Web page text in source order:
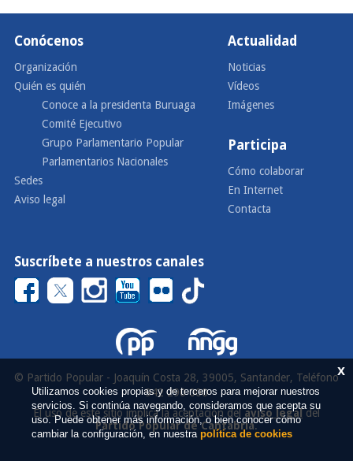
Conócenos
Organización
Quién es quién
Conoce a la presidenta Buruaga
Comité Ejecutivo
Grupo Parlamentario Popular
Parlamentarios Nacionales
Sedes
Aviso legal
Actualidad
Noticias
Vídeos
Imágenes
Participa
Cómo colaborar
En Internet
Contacta
Suscríbete a nuestros canales
© Partido Popular - Joaquín Costa 28, 39005, Santander, Teléfono
942 290 000
El uso de este sitio implica la aceptación delaviso legaldel
Partido Popular de Cantabria.
x
Utilizamos cookies propias y de terceros para mejorar nuestros
servicios. Si continúa navegando, consideramos que acepta su
uso. Puede obtener más información, o bien conocer cómo
cambiar la configuración, en nuestra política de cookies